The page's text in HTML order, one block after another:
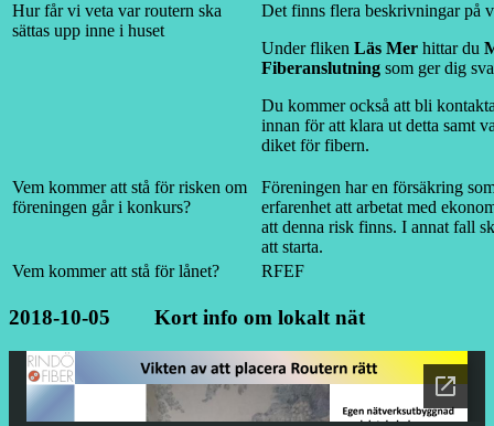
Hur får vi veta var routern ska
sättas upp inne i huset
Det finns flera beskrivningar på
Under fliken Läs Mer hittar du
Fiberanslutning som ger dig
Du kommer också att bli
innan för att klara ut detta samt
diket för fibern.
Vem kommer att stå för risken om
föreningen går i konkurs?
Föreningen har en försäkring
erfarenhet att arbetat med
att denna risk finns. I annat fall
att starta.
Vem kommer att stå för lånet?
RFEF
2018-10-05 Kort info om lokalt nät